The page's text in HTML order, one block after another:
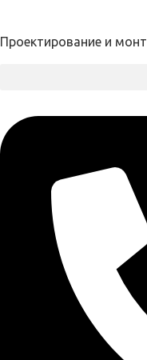
Проектирование и